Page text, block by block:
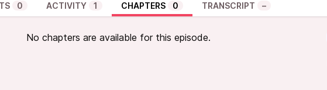
0 ACTIVITY 1 CHAPTERS 0 TRANSCRIPT –
No chapters are available for this episode.